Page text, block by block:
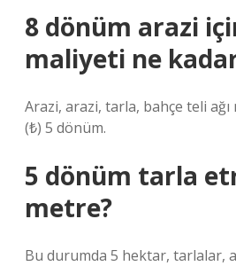
8 dönüm arazi
maliyeti ne
Arazi, arazi, tarla, bahçe teli
(₺) 5 dönüm.
5 dönüm tarla
metre?
Bu durumda 5 hektar, tarlalar,